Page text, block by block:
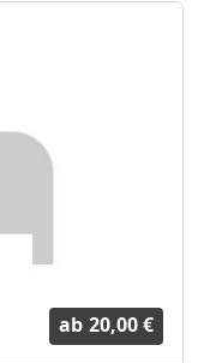
ab 20,00 €